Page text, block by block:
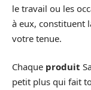
le travail ou les
à eux, constituent
votre tenue.
Chaque produit
petit plus qui fait